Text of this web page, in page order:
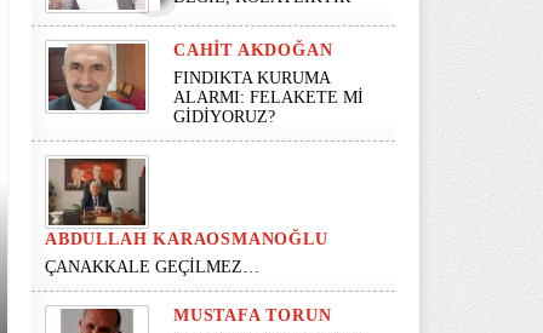
CAHIT AKDOĞAN
FINDIKTA KURUMA
ALARMI: FELAKETE Mİ
GİDİYORUZ?
ABDULLAH KARAOSMANOĞLU
ÇANAKKALE GEÇİLMEZ…
MUSTAFA TORUN